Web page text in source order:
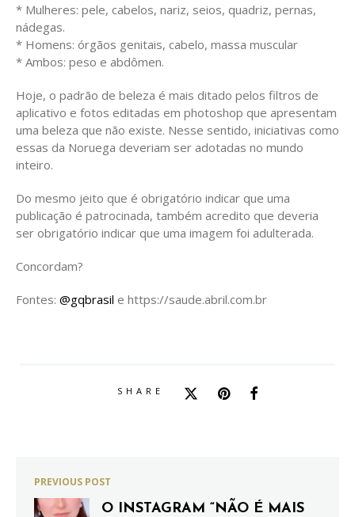
* Mulheres: pele, cabelos, nariz, seios, quadriz, pernas,
nádegas.
* Homens: órgãos genitais, cabelo, massa muscular
* Ambos: peso e abdômen.
Hoje, o padrão de beleza é mais ditado pelos filtros de
aplicativo e fotos editadas em photoshop que apresentam
uma beleza que não existe. Nesse sentido, iniciativas como
essas da Noruega deveriam ser adotadas no mundo
inteiro.
Do mesmo jeito que é obrigatório indicar que uma
publicação é patrocinada, também acredito que deveria
ser obrigatório indicar que uma imagem foi adulterada.
Concordam?
Fontes: @gqbrasil e https://saude.abril.com.br
SHARE
PREVIOUS POST
O INSTAGRAM “NÃO É MAIS